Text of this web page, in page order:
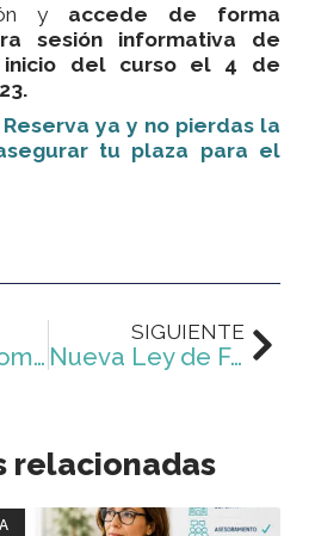
y accede de forma
sesión informativa de
del curso el 4 de
Reserva ya y no pierdas la
tu plaza para el
Fechas del comienzo de la oposición al Cuerpo de Inspectores de Educación en Andalucía
SIGUIENTE
Nueva Ley de Función Pública de Andalucía
relacionadas